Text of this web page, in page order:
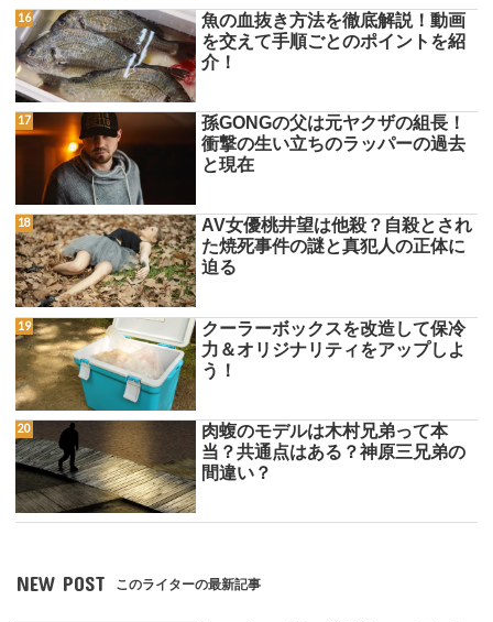
魚の血抜き方法を徹底解説！動画
を交えて手順ごとのポイントを紹
介！
孫GONGの父は元ヤクザの組長！
衝撃の生い立ちのラッパーの過去
と現在
AV女優桃井望は他殺？自殺とされ
た焼死事件の謎と真犯人の正体に
迫る
クーラーボックスを改造して保冷
力＆オリジナリティをアップしよ
う！
肉蝮のモデルは木村兄弟って本
当？共通点はある？神原三兄弟の
間違い？
NEW POST このライターの最新記事